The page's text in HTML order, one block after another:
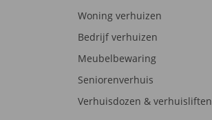
Woning verhuizen
Bedrijf verhuizen
Meubelbewaring
Seniorenverhuis
Verhuisdozen & verhuisliften